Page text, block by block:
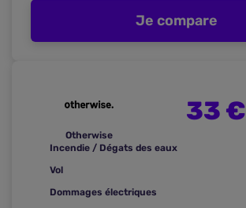
Je compare
Otherwise
33 €
Incendie / Dégats des eaux
Vol
Dommages électriques